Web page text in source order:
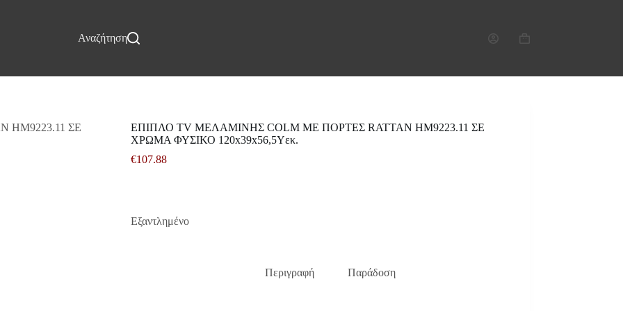
ΕπικοινωνίαΑναζήτηση
Καλάθι
ΕΠΙΠΛΟ TV ΜΕΛΑΜΙΝΗΣ COLM ΜΕ ΠΟΡΤΕΣ RATTAN HM9223.11 ΣΕ
ΧΡΩΜΑ ΦΥΣΙΚΟ 120x39x56,5Υεκ.
€107.88
Εξαντλημένο
Περιγραφή Παράδοση